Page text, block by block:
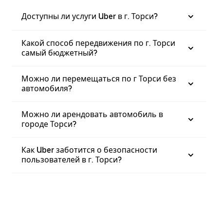
Доступны ли услуги Uber в г. Торси?
Какой способ передвижения по г. Торси
самый бюджетный?
Можно ли перемещаться по г Торси без
автомобиля?
Можно ли арендовать автомобиль в
городе Торси?
Как Uber заботится о безопасности
пользователей в г. Торси?